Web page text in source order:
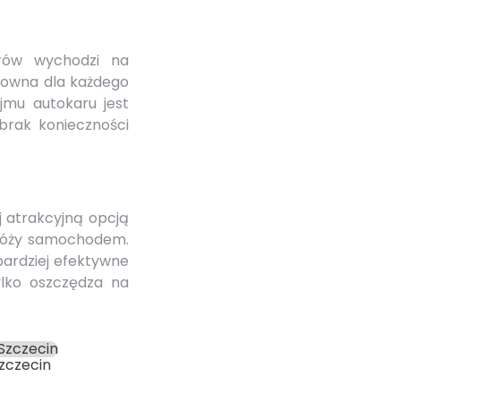
wychodzi na
dla każdego
autokaru jest
konieczności
atrakcyjną opcją
samochodem.
efektywne
oszczędza na